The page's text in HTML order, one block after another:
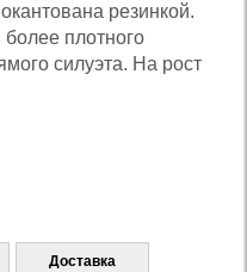
резинкой.
более плотного
силуэта. На рост
Доставка